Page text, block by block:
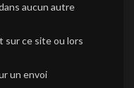
aucun autre
sur ce site ou lors
un envoi